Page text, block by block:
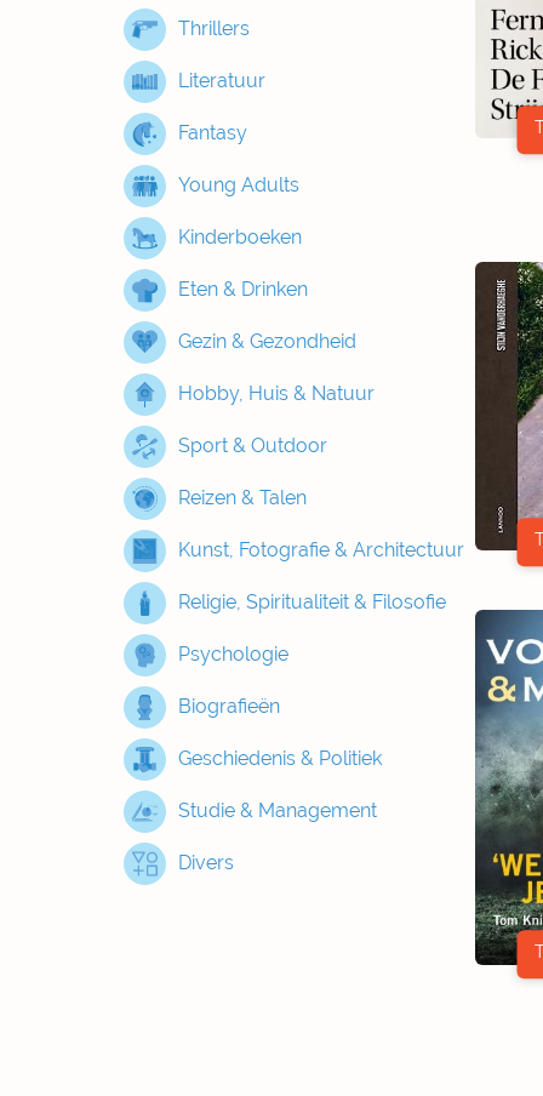
Thrillers
Literatuur
Fantasy
Young Adults
Kinderboeken
Eten & Drinken
Gezin & Gezondheid
Hobby, Huis & Natuur
Sport & Outdoor
Reizen & Talen
Kunst, Fotografie & Architectuur
Religie, Spiritualiteit & Filosofie
Psychologie
Biografieën
Geschiedenis & Politiek
Studie & Management
Divers